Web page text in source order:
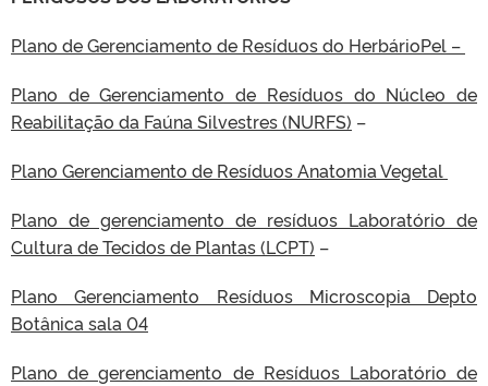
Plano de Gerenciamento de Resíduos do HerbárioPel –
Plano de Gerenciamento de Resíduos do Núcleo de
Reabilitação da Faúna Silvestres (NURFS) –
Plano Gerenciamento de Resíduos Anatomia Vegetal
Plano de gerenciamento de resíduos Laboratório de
Cultura de Tecidos de Plantas (LCPT) –
Plano Gerenciamento Resíduos Microscopia Depto
Botânica sala 04
Plano de gerenciamento de Resíduos Laboratório de